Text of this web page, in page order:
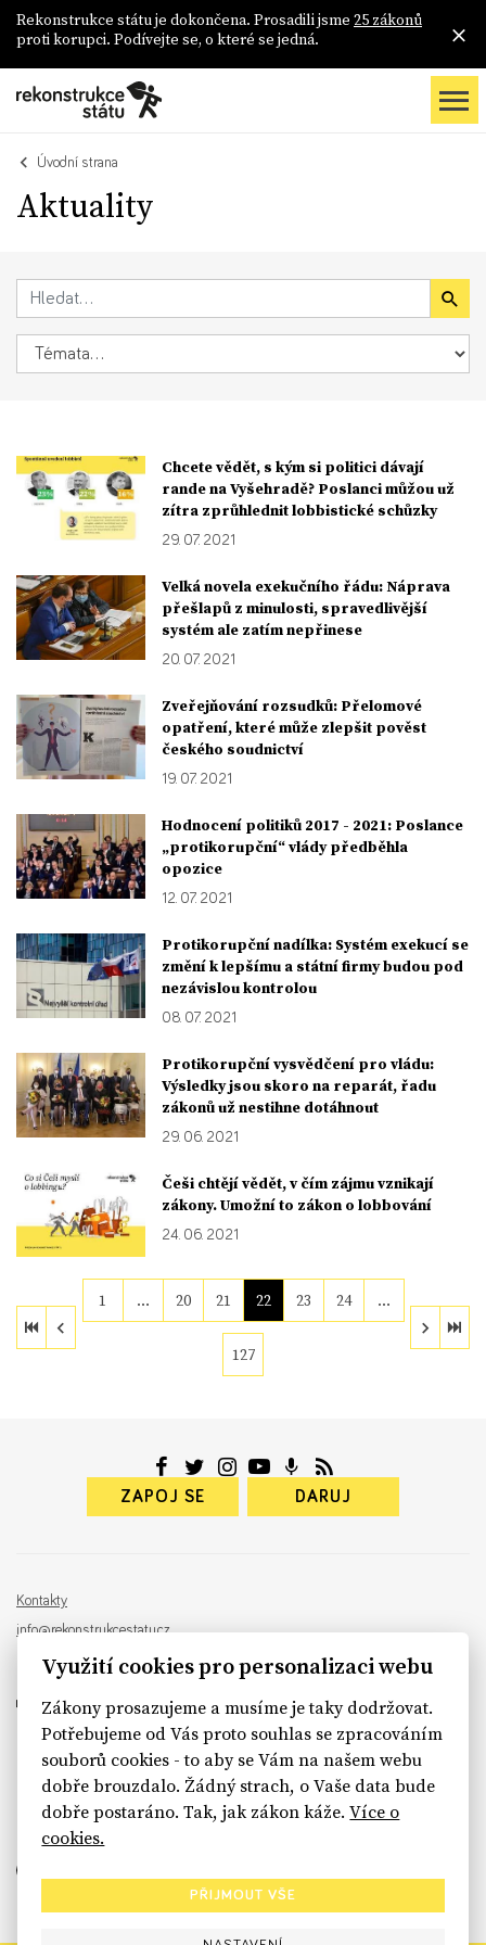
Rekonstrukce státu je dokončena. Prosadili jsme 25 zákonů
proti korupci. Podívejte se, o které se jedná.
Úvodní strana
Aktuality
Chcete vědět, s kým si politici dávají
rande na Vyšehradě? Poslanci můžou už
zítra zprůhlednit lobbistické schůzky
29. 07. 2021
Velká novela exekučního řádu: Náprava
přešlapů z minulosti, spravedlivější
systém ale zatím nepřinese
20. 07. 2021
Zveřejňování rozsudků: Přelomové
opatření, které může zlepšit pověst
českého soudnictví
19. 07. 2021
Hodnocení politiků 2017 - 2021: Poslance
„protikorupční“ vlády předběhla
opozice
12. 07. 2021
Protikorupční nadílka: Systém exekucí se
změní k lepšímu a státní firmy budou pod
nezávislou kontrolou
08. 07. 2021
Protikorupční vysvědčení pro vládu:
Výsledky jsou skoro na reparát, řadu
zákonů už nestihne dotáhnout
29. 06. 2021
Češi chtějí vědět, v čím zájmu vznikají
zákony. Umožní to zákon o lobbování
24. 06. 2021
1 … 20 21 22 23 24 …
127
ZAPOJ SE DARUJ
Kontakty
info@rekonstrukcestatu.cz
Návrh a vývoj: Sinfin , ilustrace:
sinfin.digital
Využití cookies pro personalizaci webu
Zákony prosazujeme a musíme je taky dodržovat.
Potřebujeme od Vás proto souhlas se zpracováním
souborů cookies - to aby se Vám na našem webu
dobře brouzdalo. Žádný strach, o Vaše data bude
dobře postaráno. Tak, jak zákon káže.Více o
cookies.
PŘIJMOUT VŠE